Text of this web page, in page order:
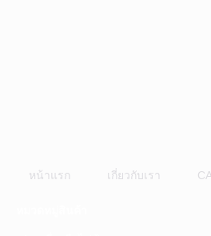
หน้าแรก เกี่ยวกับเรา